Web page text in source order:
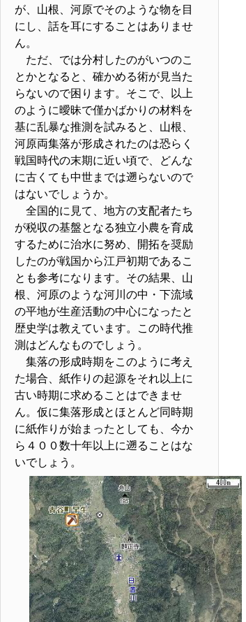
が、山根、河原でそのような物を目
にし、話を耳にすることはありませ
ん。
ただ、では分村したのがいつのこ
とかとなると、確かめる術が見当た
らないので困ります。そこで、以上
のように曖昧で僅かばかりの材料を
基に乱暴な推測を試みると、山根、
河原両集落が形成されたのは恐らく
戦国時代の末期に近い頃で、どんな
に古くても中世までは遡らないので
はないでしょうか。
全国的に見て、地方の支配者たち
が税収の基盤となる独立小農を育成
するために治水に努め、開拓を奨励
したのが戦国から江戸初期であるこ
とも参考になります。その結果、山
根、河原のような河川の中・下流域
の平地が生産活動の中心になったと
歴史学は教えています。この時代推
測はどんなものでしょう。
集落の形成時期をこのように考え
た場合、紙作りの起源をそれ以上に
古い時期に求めることはできませ
ん。仮に集落形成とほとんど同時期
に紙作りが始まったとしても、今か
ら４００数十年以上に遡ることはな
いでしょう。